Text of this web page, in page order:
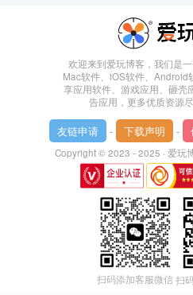
欢迎来到爱玩博客，我们是一
Mac软件、iOS软件、Android
享应用软件、游戏应用、砸壳
告应用，更多优质资源
友链申请 - 下载声明 -
Copyright © 2023 - 2025 · 爱玩
扫码添加客服微信扫